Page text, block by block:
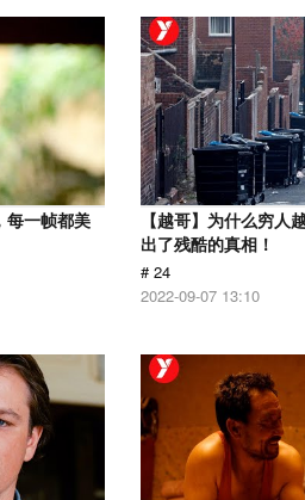
每一帧都美
【越哥】为什么穷人
出了残酷的真相！
# 24
2022-09-07 13:10